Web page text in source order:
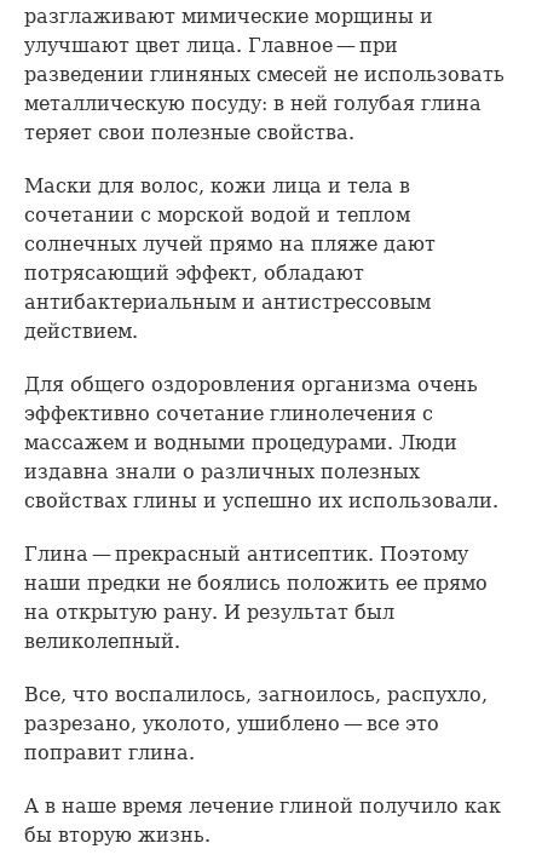
разглаживают мимические морщины и
улучшают цвет лица. Главное — при
разведении глиняных смесей не использовать
металлическую посуду: в ней голубая глина
теряет свои полезные свойства.
Маски для волос, кожи лица и тела в
сочетании с морской водой и теплом
солнечных лучей прямо на пляже дают
потрясающий эффект, обладают
антибактериальным и антистрессовым
действием.
Для общего оздоровления организма очень
эффективно сочетание глинолечения с
массажем и водными процедурами. Люди
издавна знали о различных полезных
свойствах глины и успешно их использовали.
Глина — прекрасный антисептик. Поэтому
наши предки не боялись положить ее прямо
на открытую рану. И результат был
великолепный.
Все, что воспалилось, загноилось, распухло,
разрезано, уколото, ушиблено — все это
поправит глина.
А в наше время лечение глиной получило как
бы вторую жизнь.